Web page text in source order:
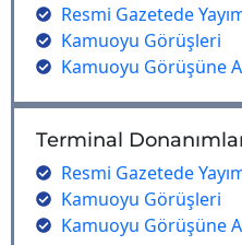
Resmi Gazetede
Kamuoyu Görüşleri
Kamuoyu Görüşüne
Terminal
Resmi Gazetede
Kamuoyu Görüşleri
Kamuoyu Görüşüne